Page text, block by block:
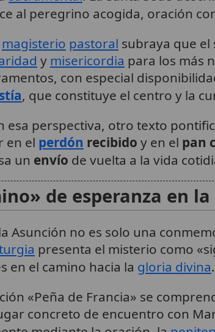
al peregrino acogida, oración
magisterio pastoral subraya que
y misericordia para los más
con especial
, que constituye el centro y la
esa perspectiva, otro texto
en el perdón recibido y en el pan
un envío de vuelta a la vida
de esperanza en
Asunción no es solo una
presenta el misterio como
en el camino hacia la gloria divina.
«Peña de Francia» se
concreto de encuentro con